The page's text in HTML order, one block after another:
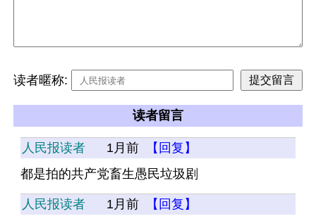
读者暱称:
读者留言
人民报读者 1月前
【回复】
都是拍的共产党畜生愚民垃圾剧
人民报读者 1月前
【回复】